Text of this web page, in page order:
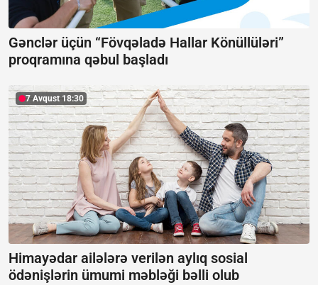
Gənclər üçün “Fövqəladə Hallar Könüllüləri”
proqramına qəbul başladı
7 Avqust 18:30
Himayədar ailələrə verilən aylıq sosial
ödənişlərin ümumi məbləği bəlli olub